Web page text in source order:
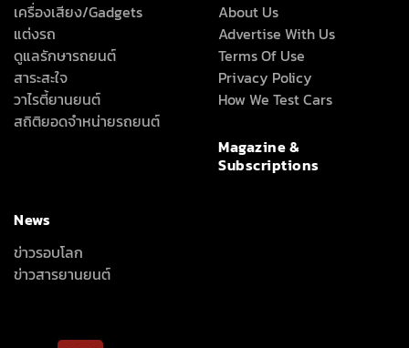
เครื่องเสียง/Gadgets
แต่งรถ
ดูแลรักษารถยนต์
สาระสะใจ
วาไรตี้ยานยนต์
สถิติยอดจำหน่ายรถยนต์
About Us
Advertise With Us
Terms Of Use
Privacy Policy
How We Test Cars
Magazine &
Subscriptions
News
ข่าวรอบโลก
ข่าวสารยานยนต์